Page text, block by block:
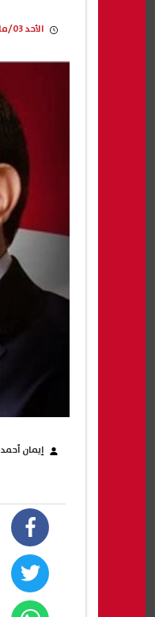
الأحد 03/مايو/2026 - 06:45 م
إيمان أحمد